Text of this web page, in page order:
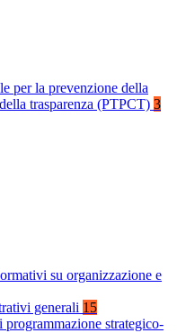
per la prevenzione della
trasparenza (PTPCT) 3
su organizzazione e
generali 15
strategico-